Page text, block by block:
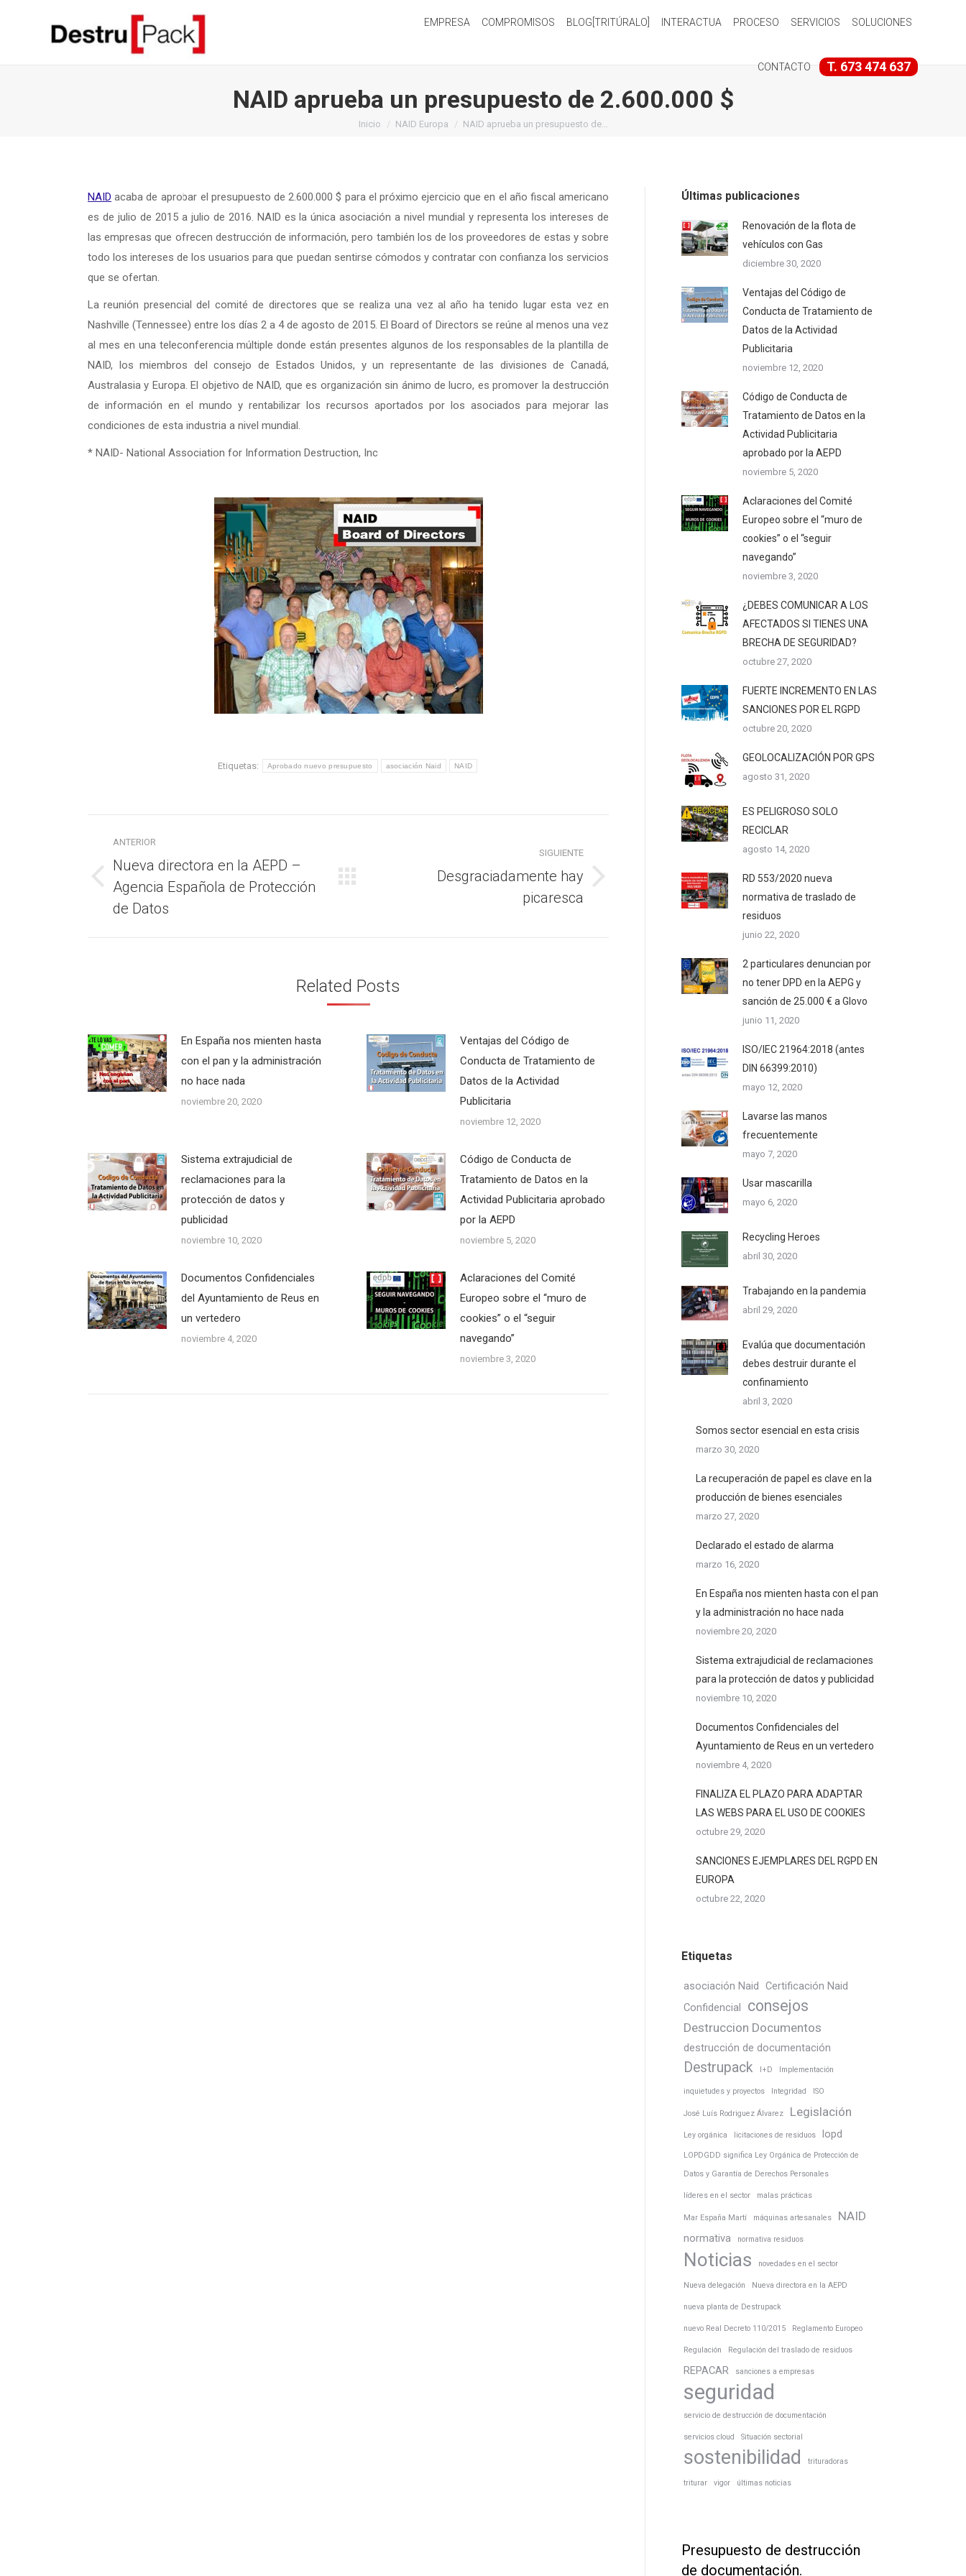
EMPRESA COMPROMISOS BLOG[TRITÚRALO] INTERACTUA PROCESO SERVICIOS SOLUCIONES
CONTACTO T. 673 474 637
NAID aprueba un presupuesto de 2.600.000 $
Estás aquí:
Inicio NAID Europa NAID aprueba un presupuesto de…
NAID acaba de aprobar el presupuesto de 2.600.000 $ para el próximo ejercicio que en el año fiscal americano
es de julio de 2015 a julio de 2016. NAID es la única asociación a nivel mundial y representa los intereses de
las empresas que ofrecen destrucción de información, pero también los de los proveedores de estas y sobre
todo los intereses de los usuarios para que puedan sentirse cómodos y contratar con confianza los servicios
que se ofertan.
La reunión presencial del comité de directores que se realiza una vez al año ha tenido lugar esta vez en
Nashville (Tennessee) entre los días 2 a 4 de agosto de 2015. El Board of Directors se reúne al menos una vez
al mes en una teleconferencia múltiple donde están presentes algunos de los responsables de la plantilla de
NAID, los miembros del consejo de Estados Unidos, y un representante de las divisiones de Canadá,
Australasia y Europa. El objetivo de NAID, que es organización sin ánimo de lucro, es promover la destrucción
de información en el mundo y rentabilizar los recursos aportados por los asociados para mejorar las
condiciones de esta industria a nivel mundial.
* NAID- National Association for Information Destruction, Inc
Etiquetas: Aprobado nuevo presupuesto asociación Naid NAID
entre
publicaciones
ANTERIOR
Publicación
anterior:
Nueva directora en la AEPD –
Agencia Española de Protección
de Datos
SIGUIENTE
Desgraciadamente hay
picaresca
Related Posts
En España nos mienten hasta
con el pan y la administración
no hace nada
noviembre 20, 2020
Ventajas del Código de
Conducta de Tratamiento de
Datos de la Actividad
Publicitaria
noviembre 12, 2020
Sistema extrajudicial de
reclamaciones para la
protección de datos y
publicidad
noviembre 10, 2020
Código de Conducta de
Tratamiento de Datos en la
Actividad Publicitaria aprobado
por la AEPD
noviembre 5, 2020
Documentos Confidenciales
del Ayuntamiento de Reus en
un vertedero
noviembre 4, 2020
Aclaraciones del Comité
Europeo sobre el “muro de
cookies” o el “seguir
navegando”
noviembre 3, 2020
Últimas publicaciones
Renovación de la flota de
vehículos con Gas
diciembre 30, 2020
Ventajas del Código de
Conducta de Tratamiento de
Datos de la Actividad
Publicitaria
noviembre 12, 2020
Código de Conducta de
Tratamiento de Datos en la
Actividad Publicitaria
aprobado por la AEPD
noviembre 5, 2020
Aclaraciones del Comité
Europeo sobre el “muro de
cookies” o el “seguir
navegando”
noviembre 3, 2020
¿DEBES COMUNICAR A LOS
AFECTADOS SI TIENES UNA
BRECHA DE SEGURIDAD?
octubre 27, 2020
FUERTE INCREMENTO EN LAS
SANCIONES POR EL RGPD
octubre 20, 2020
GEOLOCALIZACIÓN POR GPS
agosto 31, 2020
ES PELIGROSO SOLO
RECICLAR
agosto 14, 2020
RD 553/2020 nueva
normativa de traslado de
residuos
junio 22, 2020
2 particulares denuncian por
no tener DPD en la AEPG y
sanción de 25.000 € a Glovo
junio 11, 2020
ISO/IEC 21964:2018 (antes
DIN 66399:2010)
mayo 12, 2020
Lavarse las manos
frecuentemente
mayo 7, 2020
Usar mascarilla
mayo 6, 2020
Recycling Heroes
abril 30, 2020
Trabajando en la pandemia
abril 29, 2020
Evalúa que documentación
debes destruir durante el
confinamiento
abril 3, 2020
Somos sector esencial en esta crisis
marzo 30, 2020
La recuperación de papel es clave en la
producción de bienes esenciales
marzo 27, 2020
Declarado el estado de alarma
marzo 16, 2020
En España nos mienten hasta con el pan
y la administración no hace nada
noviembre 20, 2020
Sistema extrajudicial de reclamaciones
para la protección de datos y publicidad
noviembre 10, 2020
Documentos Confidenciales del
Ayuntamiento de Reus en un vertedero
noviembre 4, 2020
FINALIZA EL PLAZO PARA ADAPTAR
LAS WEBS PARA EL USO DE COOKIES
octubre 29, 2020
SANCIONES EJEMPLARES DEL RGPD EN
EUROPA
octubre 22, 2020
Etiquetas
asociación Naid Certificación Naid
Confidencial
consejos
Destruccion Documentos
destrucción de documentación
Destrupack I+D Implementación
inquietudes y proyectos Integridad ISO
José Luís Rodriguez Álvarez Legislación
Ley orgánica licitaciones de residuos lopd
LOPDGDD significa Ley Orgánica de Protección de
Datos y Garantía de Derechos Personales
líderes en el sector malas prácticas
Mar España Martí máquinas artesanales NAID
normativa normativa residuos
Noticias novedades en el sector
Nueva delegación Nueva directora en la AEPD
nueva planta de Destrupack
nuevo Real Decreto 110/2015 Reglamento Europeo
Regulación Regulación del traslado de residuos
REPACAR sanciones a empresas
seguridad
servicio de destrucción de documentación
servicios cloud Situación sectorial
sostenibilidad trituradoras
triturar vigor últimas noticias
Presupuesto de destrucción
de documentación.